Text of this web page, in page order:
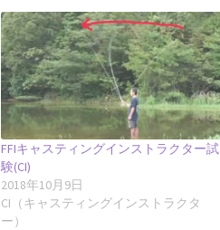
FFIキャスティングインストラクター試
験(CI)
2018年10月9日
CI（キャスティングインストラクタ
ー）